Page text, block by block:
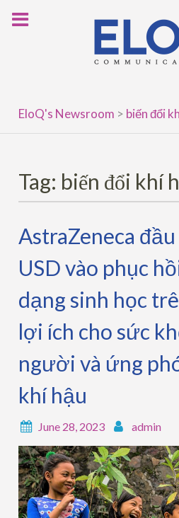
EloQ's Newsroom > biến đổi
Tag: biến đổi khí
AstraZeneca
USD vào phục
dạng sinh học
lợi ích cho sức
người và ứng
khí hậu
June 28, 2023 admin